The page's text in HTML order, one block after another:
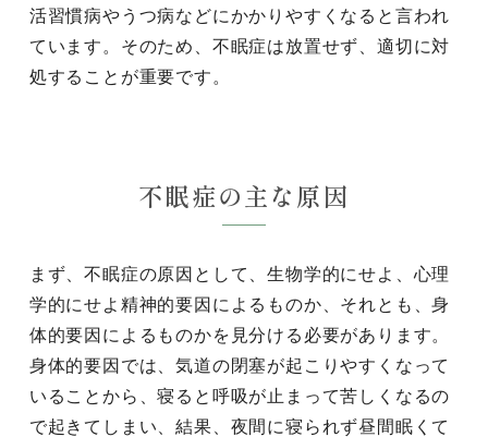
活習慣病やうつ病などにかかりやすくなると言われ
ています。そのため、不眠症は放置せず、適切に対
処することが重要です。
不眠症の主な原因
まず、不眠症の原因として、生物学的にせよ、心理
学的にせよ精神的要因によるものか、それとも、身
体的要因によるものかを見分ける必要があります。
身体的要因では、気道の閉塞が起こりやすくなって
いることから、寝ると呼吸が止まって苦しくなるの
で起きてしまい、結果、夜間に寝られず昼間眠くて